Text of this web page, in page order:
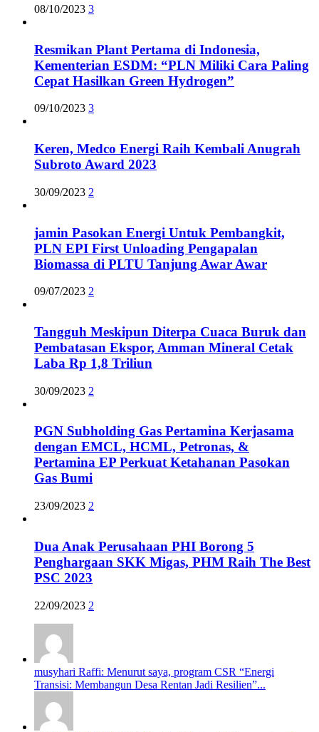
08/10/2023 3
Resmikan Plant Pertama di Indonesia,
Kementerian ESDM: “PLN Miliki Cara Paling
Cepat Hasilkan Green Hydrogen”
09/10/2023 3
Keren, Medco Energi Raih Kembali Anugrah
Subroto Award 2023
30/09/2023 2
jamin Pasokan Energi Untuk Pembangkit,
PLN EPI First Unloading Pengapalan
Biomassa di PLTU Tanjung Awar Awar
09/07/2023 2
Tangguh Meskipun Diterpa Cuaca Buruk dan
Pembatasan Ekspor, Amman Mineral Cetak
Laba Rp 1,8 Triliun
30/09/2023 2
PGN Subholding Gas Pertamina Kerjasama
dengan EMCL, HCML, Petronas, &
Pertamina EP Perkuat Ketahanan Pasokan
Gas Bumi
23/09/2023 2
Dua Anak Perusahaan PHI Borong 5
Penghargaan SKK Migas, PHM Raih The Best
PSC 2023
22/09/2023 2
musyhari Raffi: Menurut saya, program CSR “Energi
Transisi: Membangun Desa Rentan Jadi Resilien”...